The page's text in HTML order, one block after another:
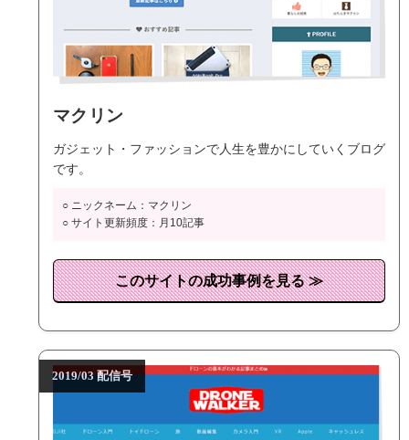
マクリン
ガジェット・ファッションで人生を豊かにしていくブログ
です。
○ ニックネーム：マクリン
○ サイト更新頻度：月10記事
このサイトの成功事例を見る ≫
2019/03 配信号